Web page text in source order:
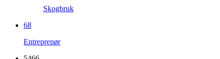
Skogbruk
68
Entreprenør